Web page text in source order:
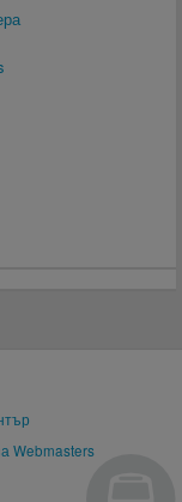
Webmasters